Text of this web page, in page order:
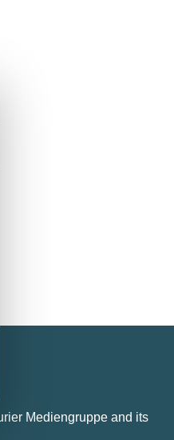
Mediengruppe and its